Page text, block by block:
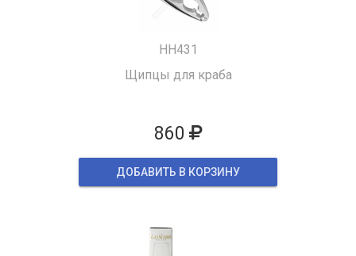
HH431
Щипцы для краба
860
ДОБАВИТЬ В КОРЗИНУ